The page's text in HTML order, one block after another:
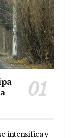
intensifica y